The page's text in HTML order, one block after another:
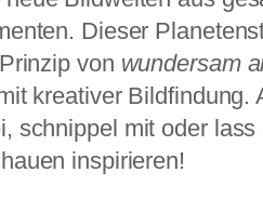
Dieser
von wundersam
kreativer Bildfindung.
schnippel mit oder lass
inspirieren!